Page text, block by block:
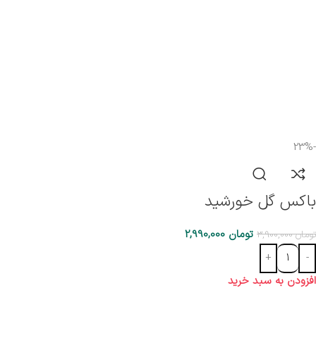
-23%
باکس گل خورشید
تومان3,900,000 تومان
افزودن به سبد خرید